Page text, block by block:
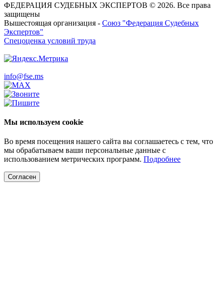
ФЕДЕРАЦИЯ СУДЕБНЫХ ЭКСПЕРТОВ © 2026. Все права
защищены
Вышестоящая организация - Союз "Федерация Судебных
Экспертов"
Спецоценка условий труда
info@fse.ms
Мы используем cookie
Во время посещения нашего сайта вы соглашаетесь с тем, что
мы обрабатываем ваши персональные данные с
использованием метрических программ. Подробнее
Согласен